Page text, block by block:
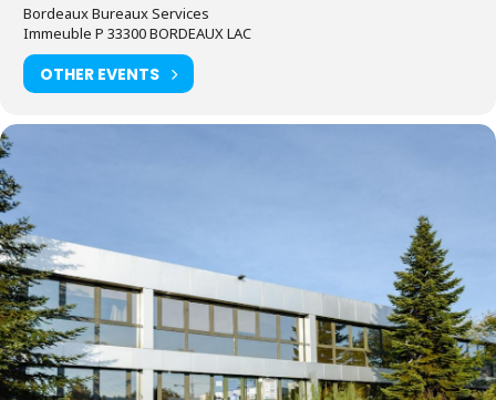
Bordeaux Bureaux Services
Immeuble P 33300 BORDEAUX LAC
OTHER EVENTS